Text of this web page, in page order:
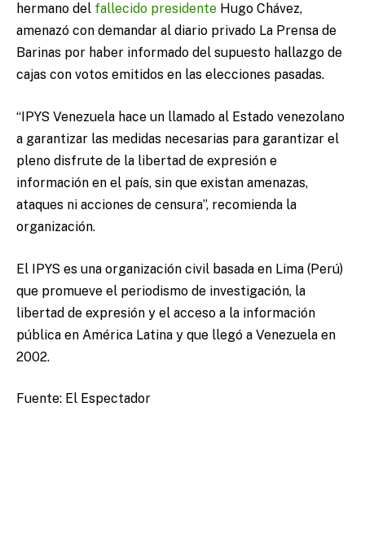
hermano del fallecido presidente Hugo Chávez,
amenazó con demandar al diario privado La Prensa de
Barinas por haber informado del supuesto hallazgo de
cajas con votos emitidos en las elecciones pasadas.
“IPYS Venezuela hace un llamado al Estado venezolano
a garantizar las medidas necesarias para garantizar el
pleno disfrute de la libertad de expresión e
información en el país, sin que existan amenazas,
ataques ni acciones de censura”, recomienda la
organización.
El IPYS es una organización civil basada en Lima (Perú)
que promueve el periodismo de investigación, la
libertad de expresión y el acceso a la información
pública en América Latina y que llegó a Venezuela en
2002.
Fuente: El Espectador